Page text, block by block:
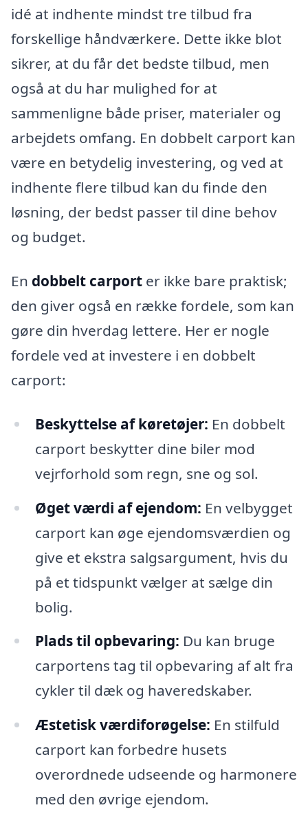
idé at indhente mindst tre tilbud fra
forskellige håndværkere. Dette ikke blot
sikrer, at du får det bedste tilbud, men
også at du har mulighed for at
sammenligne både priser, materialer og
arbejdets omfang. En dobbelt carport kan
være en betydelig investering, og ved at
indhente flere tilbud kan du finde den
løsning, der bedst passer til dine behov
og budget.
En dobbelt carport er ikke bare praktisk;
den giver også en række fordele, som kan
gøre din hverdag lettere. Her er nogle
fordele ved at investere i en dobbelt
carport:
Beskyttelse af køretøjer: En dobbelt
carport beskytter dine biler mod
vejrforhold som regn, sne og sol.
Øget værdi af ejendom: En velbygget
carport kan øge ejendomsværdien og
give et ekstra salgsargument, hvis du
på et tidspunkt vælger at sælge din
bolig.
Plads til opbevaring: Du kan bruge
carportens tag til opbevaring af alt fra
cykler til dæk og haveredskaber.
Æstetisk værdiforøgelse: En stilfuld
carport kan forbedre husets
overordnede udseende og harmonere
med den øvrige ejendom.